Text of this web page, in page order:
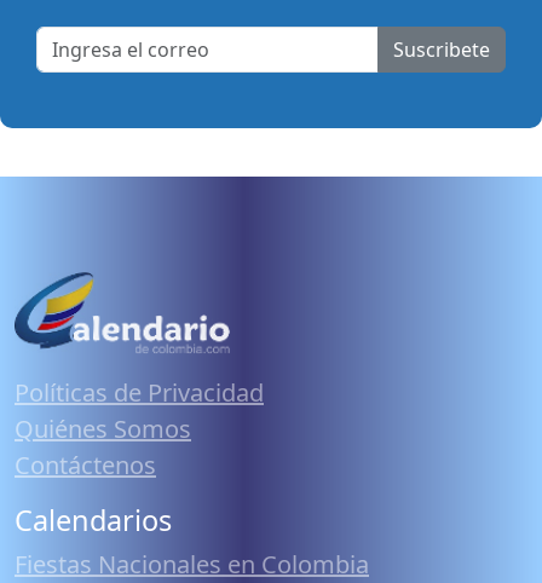
Suscribete
Políticas de Privacidad
Quiénes Somos
Contáctenos
Calendarios
Fiestas Nacionales en Colombia